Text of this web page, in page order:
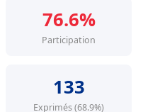
76.6%
Participation
133
Exprimés (68.9%)